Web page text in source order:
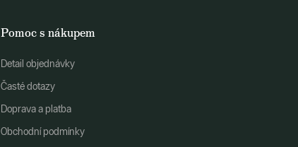
Pomoc s nákupem
Detail objednávky
Časté dotazy
Doprava a platba
Obchodní podmínky